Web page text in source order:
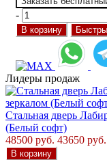
-
В корзину
Лидеры продаж
Стальная дверь
(Белый софт)
48500 руб. 43650 руб.
В корзину